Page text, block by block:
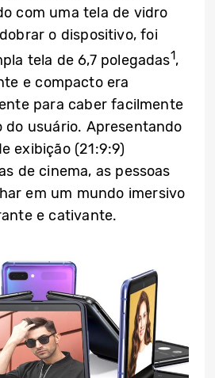
com uma tela de vidro
o dispositivo, foi
tela de 6,7 polegadas1,
e compacto era
para caber facilmente
do usuário. Apresentando
exibição (21:9:9)
de cinema, as pessoas
em um mundo imersivo
e cativante.